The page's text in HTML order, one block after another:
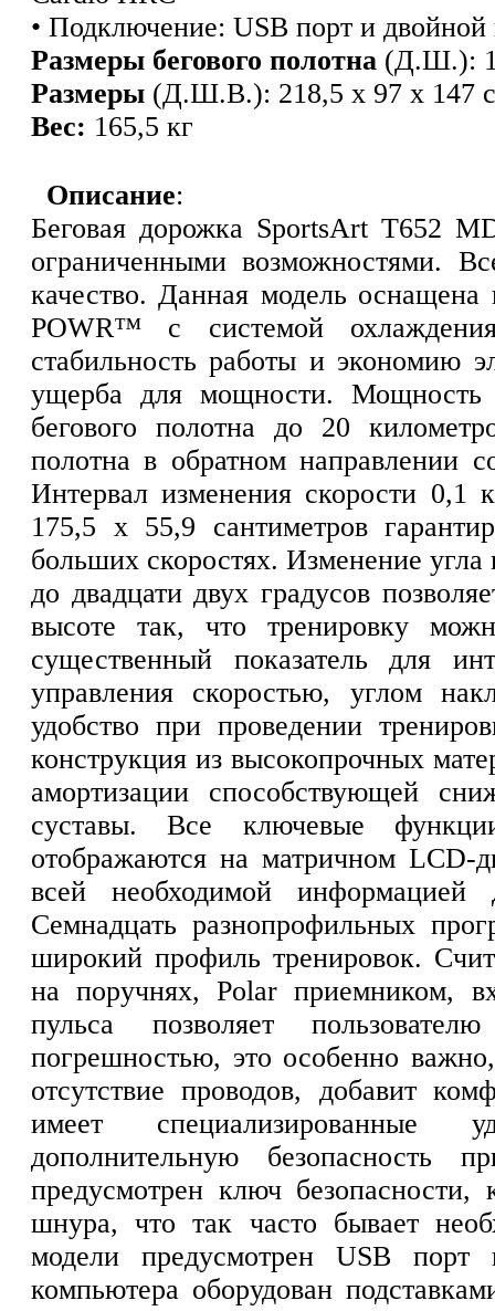
• Подключение: USB порт и
Размеры бегового полотна (Д.Ш.):
Размеры (Д.Ш.В.): 218,5 х 97 х 147
Вес: 165,5 кг
Описание:
Беговая дорожка SportsArt T652
ограниченными возможностями.
качество. Данная модель
POWR™ с системой
стабильность работы и экономию
ущерба для мощности. Мощность
бегового полотна до 20
полотна в обратном направлении
Интервал изменения скорости 0,1
175,5 х 55,9 сантиметров
больших скоростях. Изменение угла
до двадцати двух градусов
высоте так, что тренировку
существенный показатель для
управления скоростью, углом
удобство при проведении
конструкция из высокопрочных
амортизации способствующей
суставы. Все ключевые
отображаются на матричном LCD-
всей необходимой информацией
Семнадцать разнопрофильных
широкий профиль тренировок.
на поручнях, Polar приемником,
пульса позволяет
погрешностью, это особенно
отсутствие проводов, добавит
имеет специализированные
дополнительную безопасность
предусмотрен ключ безопасности,
шнура, что так часто бывает
модели предусмотрен USB
компьютера оборудован